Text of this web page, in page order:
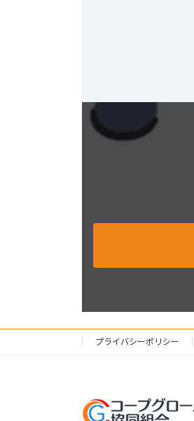
プライバシーポリシー